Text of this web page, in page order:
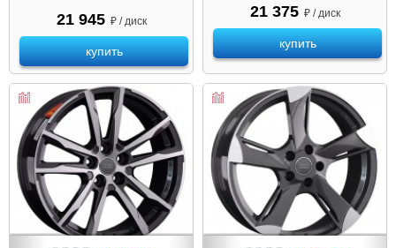
21 945 ₽ / диск
купить
21 375 ₽ / диск
купить